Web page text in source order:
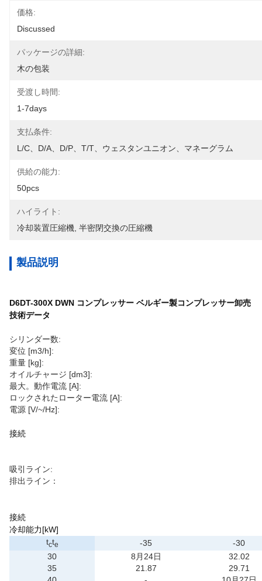
価格:
Discussed
パッケージの詳細:
木の包装
受渡し時間:
1-7days
支払条件:
L/C、D/A、D/P、T/T、ウェスタンユニオン、マネーグラム
供給の能力:
50pcs
ハイライト:
冷却装置圧縮機 半密閉交換の圧縮機
製品説明
D6DT-300X DWN コンプレッサー ベルギー製コンプレッサー卸売
技術データ
シリンダー数:
変位 [m3/h]:
重量 [kg]:
オイルチャージ [dm3]:
最大。動作電流 [A]:
ロックされたローター電流 [A]:
電源 [V/~/Hz]:
接続
吸引ライン:
排出ライン：
接続
冷却能力[kW]
tcte -35
-30
30
8月24日
32.02
35
21.87
29.71